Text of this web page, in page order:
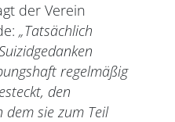
der Verein
„Tatsächlich
regelmäßig
den
dem sie zum Teil